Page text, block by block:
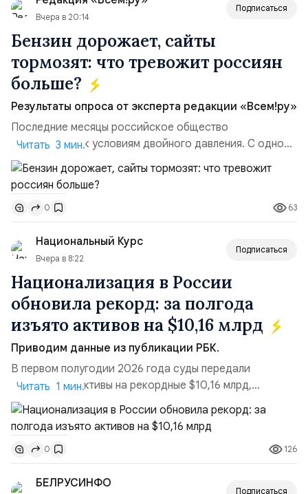
Вчера в 20:14
Подписаться
Бензин дорожает, сайты
тормозят: что тревожит россиян
больше?
Результаты опроса от эксперта редакции «Всем!ру»
Последние месяцы российское общество
адаптируется к условиям двойного давления. С одной
стороны, происходит рост цен на товары первой
необходимости, инфляция и локальные сбои в
поставках бензина. А с другой – технологическая
турбулентность: перебои в работе интернета,
блокировки сайтов, необходимость осваивать VPN и
российские платформы.Что из этого бье...
Читать 3 мин.
0 63
Национальный Курс
Вчера в 8:22
Подписаться
Национализация в России
обновила рекорд: за полгода
изъято активов на $10,16 млрд
Приводим данные из публикации РБК.
В первом полугодии 2026 года суды передали
государству активы на рекордные $10,16 млрд,
подсчитали аналитики AK&M. Это в 2,5 раза больше,
чем за аналогичный период 2025 года ($3,95 млрд).
Всего зафиксировано 15 национализационных
транзакций, которые обеспечили 42,2% денежного
объёма всего российского рынка слияний и
поглощений. Крупнейшей ...
Читать 1 мин.
0 126
БЕЛРУСИНФО
Подписаться